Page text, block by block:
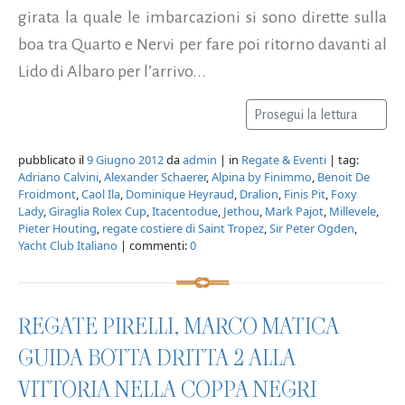
girata la quale le imbarcazioni si sono dirette sulla
boa tra Quarto e Nervi per fare poi ritorno davanti al
Lido di Albaro per l’arrivo...
Prosegui la lettura
pubblicato il9 Giugno 2012daadmin | in Regate & Eventi | tag:
Adriano Calvini,Alexander Schaerer,Alpina by Finimmo, Benoit De
Froidmont,Caol Ila, Dominique Heyraud, Dralion, Finis Pit, Foxy
Lady,Giraglia Rolex Cup,Itacentodue, Jethou, Mark Pajot, Millevele,
Pieter Houting, regate costiere di Saint Tropez,Sir Peter Ogden,
Yacht Club Italiano | commenti:0
REGATE PIRELLI, MARCO MATICA
GUIDA BOTTA DRITTA 2 ALLA
VITTORIA NELLA COPPA NEGRI